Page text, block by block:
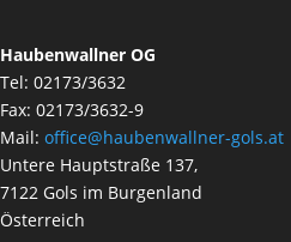
Haubenwallner OG
Tel: 02173/3632
Fax: 02173/3632-9
Mail: office@haubenwallner-gols.at
Untere Hauptstraße 137,
7122 Gols im Burgenland
Österreich